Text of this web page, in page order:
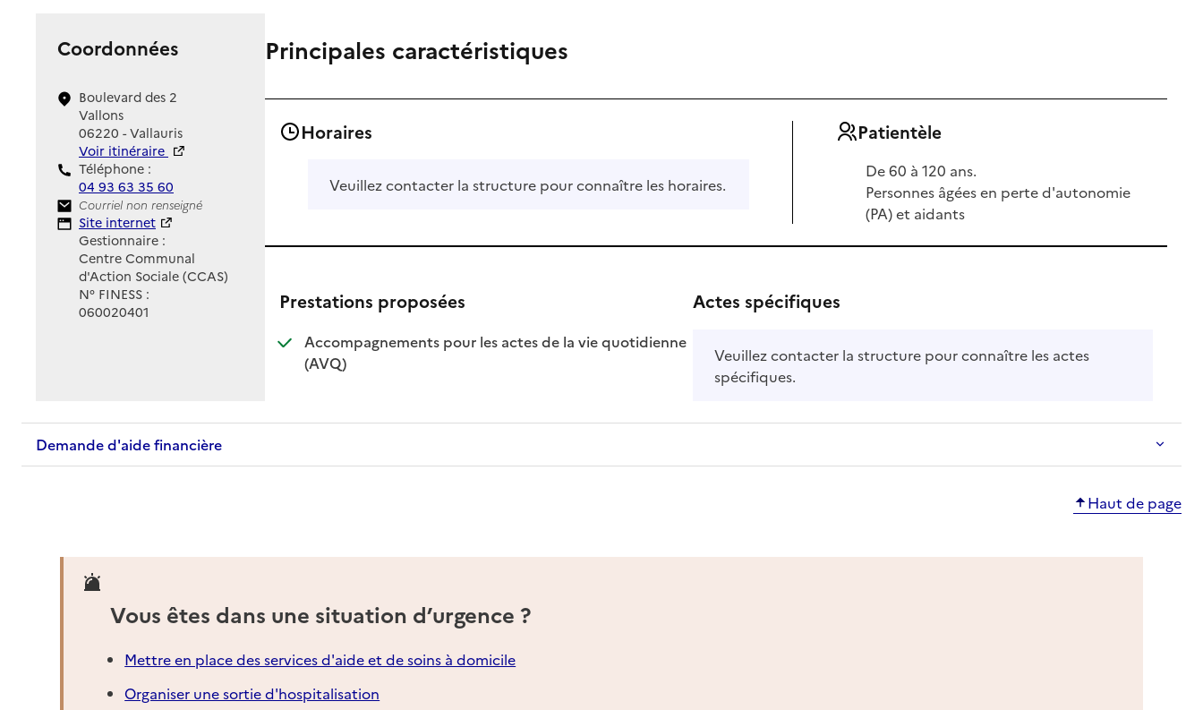
Coordonnées
Boulevard des 2
Vallons
06220 - Vallauris
Voir itinéraire
Téléphone :
04 93 63 35 60
Contact
Courriel non renseigné
Site Internet
Site internet
Gestionnaire :
Centre Communal
d'Action Sociale (CCAS)
N° FINESS :
060020401
Principales caractéristiques
Horaires
Veuillez contacter la structure pour connaître les horaires.
Patientèle
De 60 à 120 ans.
Personnes âgées en perte d'autonomie
(PA) et aidants
Prestations proposées
Accompagnements pour les actes de la vie quotidienne
(AVQ)
: disponible
: non disponible
Actes spécifiques
Veuillez contacter la structure pour connaître les actes
spécifiques.
Demande d'aide financière
Haut de page
Vous êtes dans une situation d’urgence ?
Mettre en place des services d'aide et de soins à domicile
Organiser une sortie d'hospitalisation